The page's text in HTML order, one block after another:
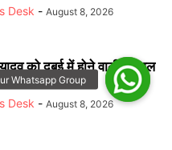
Desk - August 8, 2026
को दुबई में होने वाली एनुअल
Desk - August 8, 2026